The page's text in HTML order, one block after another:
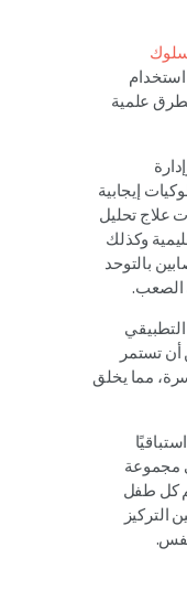
بطرق علمية
إيجابية
علاج تحليل
وكذلك
بالتوحد
الصعب.
أن تستمر
مما يخلق
مجموعة
كل طفل
التركيز